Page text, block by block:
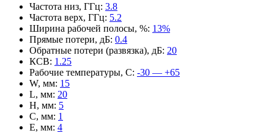
Частота низ, ГГц: 3.8
Частота верх, ГГц: 5.2
Ширина рабочей полосы, %: 13%
Прямые потери, дБ: 0.4
Обратные потери (развязка), дБ: 20
КСВ: 1.25
Рабочие температуры, С: -30 — +65
W, мм: 15
L, мм: 20
H, мм: 5
C, мм: 1
E, мм: 4